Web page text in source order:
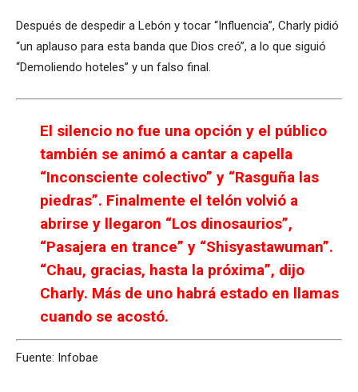
Después de despedir a Lebón y tocar “Influencia”, Charly pidió
“un aplauso para esta banda que Dios creó”, a lo que siguió
“Demoliendo hoteles” y un falso final.
El silencio no fue una opción y el público
también se animó a cantar a capella
“Inconsciente colectivo” y “Rasguña las
piedras”. Finalmente el telón volvió a
abrirse y llegaron “Los dinosaurios”,
“Pasajera en trance” y “Shisyastawuman”.
“Chau, gracias, hasta la próxima”, dijo
Charly. Más de uno habrá estado en llamas
cuando se acostó.
Fuente: Infobae